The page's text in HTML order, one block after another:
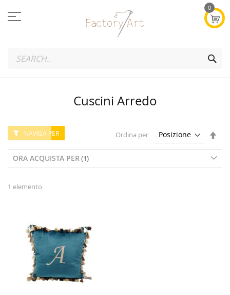
al
contenuto
0
Cuscini Arredo
NAVIGA PER
ORA ACQUISTA PER
1 elemento
Ordina per